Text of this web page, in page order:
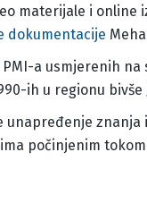
materijale i online
dokumentacije
a usmjerenih na
ih u regionu bivše
znanja
počinjenim